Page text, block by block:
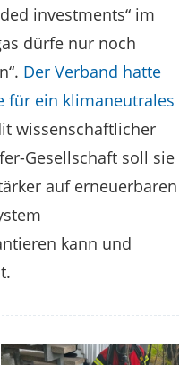
investments“ im
dürfe nur noch
Der Verband hatte
für ein klimaneutrales
wissenschaftlicher
Gesellschaft soll sie
auf erneuerbaren
kann und